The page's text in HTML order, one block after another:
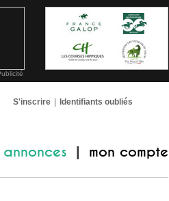
S'inscrire Identifiants oubliés
annonces mon compte